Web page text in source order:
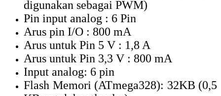
digunakan sebagai PWM)
Pin input analog : 6 Pin
Arus pin I/O : 800 mA
Arus untuk Pin 5 V : 1,8 A
Arus untuk Pin 3,3 V : 800 mA
Input analog: 6 pin
Flash Memori (ATmega328): 32KB (0,5